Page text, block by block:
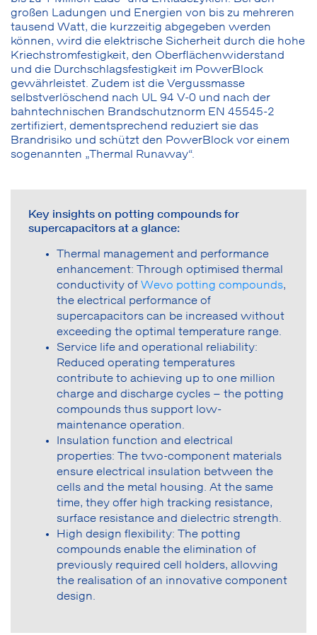
großen Ladungen und Energien von bis zu mehreren
tausend Watt, die kurzzeitig abgegeben werden
können, wird die elektrische Sicherheit durch die hohe
Kriechstromfestigkeit, den Oberflächenwiderstand
und die Durchschlagsfestigkeit im PowerBlock
gewährleistet. Zudem ist die Vergussmasse
selbstverlöschend nach UL 94 V-0 und nach der
bahntechnischen Brandschutznorm EN 45545-2
zertifiziert, dementsprechend reduziert sie das
Brandrisiko und schützt den PowerBlock vor einem
sogenannten „Thermal Runaway“.
Key insights on potting compounds for
supercapacitors at a glance:
Thermal management and performance
enhancement: Through optimised thermal
conductivity of Wevo potting compounds,
the electrical performance of
supercapacitors can be increased without
exceeding the optimal temperature range.
Service life and operational reliability:
Reduced operating temperatures
contribute to achieving up to one million
charge and discharge cycles – the potting
compounds thus support low-
maintenance operation.
Insulation function and electrical
properties: The two-component materials
ensure electrical insulation between the
cells and the metal housing. At the same
time, they offer high tracking resistance,
surface resistance and dielectric strength.
High design flexibility: The potting
compounds enable the elimination of
previously required cell holders, allowing
the realisation of an innovative component
design.